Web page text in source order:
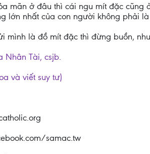
mãn ở đâu thì cái ngu mít đặc cũng
lớn nhất của con người không phải
mình là đồ mít đặc thì đừng buồn,
Nhân Tài, csjb.
và viết suy tư)
samac.tw